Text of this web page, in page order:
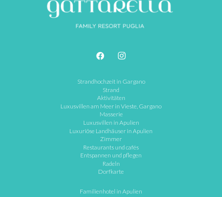
Strandhochzeit in Gargano
Strand
Aktivitäten
Luxusvillen am Meer in Vieste, Gargano
Masserie
Luxusvillen in Apulien
Luxuriöse Landhäuser in Apulien
Zimmer
Restaurants und cafés
Entspannen und pflegen
Radeln
Dorfkarte
Familienhotel in Apulien